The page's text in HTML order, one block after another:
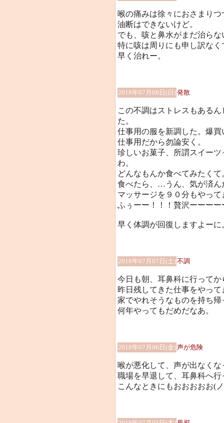
喉の痛みは徐々におさまり
油断はできないけど。
でも、咳と鼻水がまだ治らな
特に咳は周りにも申し訳なく
早く治れー。
2018年07月08日(日)発散
この不調はストレスもある
た。
仕事用の服を新調した。爆買
仕事用だから勿論安く。
珍しいお菓子、所謂スイー
わ。
どんなもんか食べてみたくて
食べたら、…うん、気が済ん
マッサージを９０分もやって
ふぅーー！！！贅沢ーーーー
早く体調が回復しますよーに
2018年07月07日(土)不調
今日も朝、耳鼻科に行ってか
昨日残してきた仕事をやって
家でやれそうなものを持ち
何年やってもだめだなあ。
2018年07月06日(金)声が危険
喉が悪化して、声が出なくな
職場を早退して、耳鼻科へ行
こんなときにもおおおおお(